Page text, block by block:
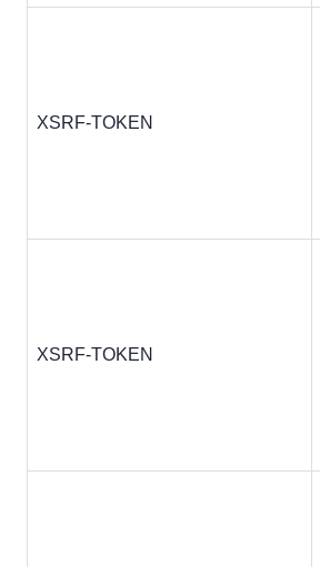
XSRF-TOKEN
XSRF-TOKEN